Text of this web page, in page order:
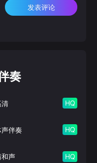
发表评论
奏
清 HQ
伴奏 HQ
声 HQ